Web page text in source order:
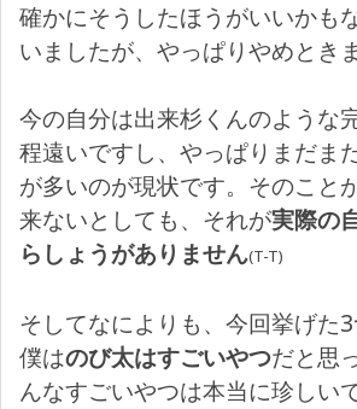
確かにそうしたほうがいいかも
いましたが、やっぱりやめときま
今の自分は出来杉くんのような
程遠いですし、やっぱりまだま
が多いのが現状です。そのこと
来ないとしても、それが実際の
らしょうがありません(T-T)
そしてなによりも、今回挙げた3
僕はのび太はすごいやつだと思
んなすごいやつは本当に珍しいで